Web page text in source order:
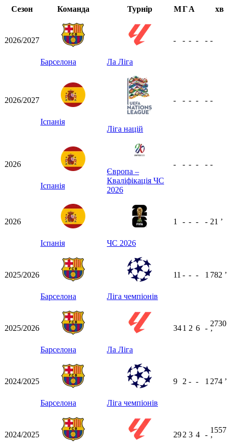
Сезон
Команда Турнір МГА хв
2026/2027
Барселона Ла Ліга
- - - - - -
2026/2027
Іспанія
Ліга націй
- - - - - -
2026
Іспанія
Європа –
Кваліфікація ЧС
2026
- - - - - -
2026
Іспанія ЧС 2026
1 - - - - 21 ʼ
2025/2026
Барселона Ліга чемпіонів
11 - - - 1 782 ʼ
2025/2026
Барселона Ла Ліга
341 2 6 -
2730
ʼ
2024/2025
Барселона Ліга чемпіонів
9 2 - - 1 274 ʼ
2024/2025 292 3 4 -
1557
ʼ